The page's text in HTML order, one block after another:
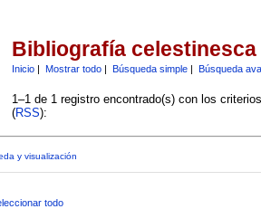
Bibliografía celestinesca
Inicio| Mostrar todo| Búsqueda simple| Búsqueda
1–1 de 1 registro encontrado(s) con los
(RSS):
y visualización
todo